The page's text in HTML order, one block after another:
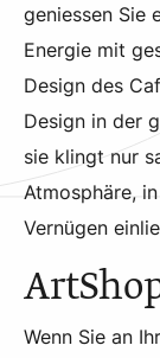
geniessen Sie
Energie mit
Design des
Design in der
sie klingt nur
Atmosphäre,
Vernügen
Wenn Sie an